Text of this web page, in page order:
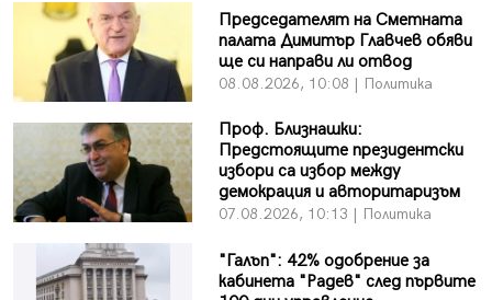
Председателят на Сметната
палата Димитър Главчев обяви
ще си направи ли отвод
08.08.2026, 10:08 | Политика
Проф. Близнашки:
Предстоящите президентски
избори са избор между
демокрация и авторитаризъм
07.08.2026, 10:13 | Политика
"Галъп": 42% одобрение за
кабинета "Радев" след първите